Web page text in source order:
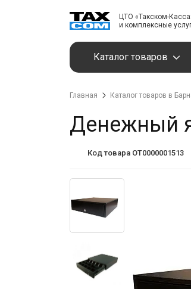
ЦТО «Такском-
и комплексные
Каталог товаров
Главная Каталог товаров в
Денежный
Код товара OT0000001513